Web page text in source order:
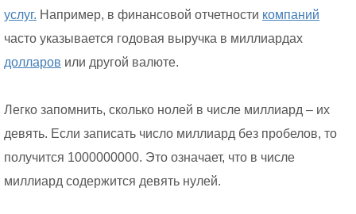
услуг. Например, в финансовой отчетности компаний
часто указывается годовая выручка в миллиардах
долларов или другой валюте.
Легко запомнить, сколько нолей в числе миллиард – их
девять. Если записать число миллиард без пробелов, то
получится 1000000000. Это означает, что в числе
миллиард содержится девять нулей.